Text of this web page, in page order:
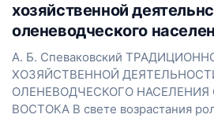
хозяйственной
оленеводческого
А. Б. Спеваковский
ХОЗЯЙСТВЕННОЙ
ОЛЕНЕВОДЧЕСКОГО НАСЕЛЕНИЯ
ВОСТОКА В свете возрастания